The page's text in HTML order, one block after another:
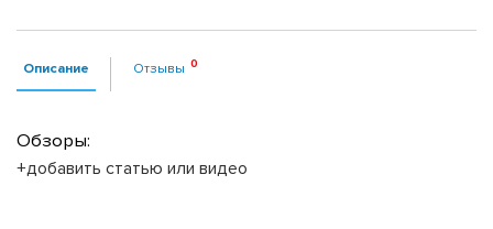
Описание Отзывы
Обзоры:
+добавить статью или видео